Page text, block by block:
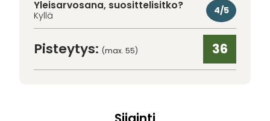
Yleisarvosana, suosittelisitko?
Kyllä 4/5
Pisteytys: (max. 55) 36